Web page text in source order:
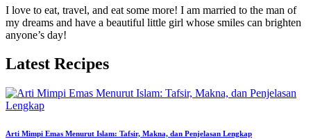
I love to eat, travel, and eat some more! I am married to the man of
my dreams and have a beautiful little girl whose smiles can brighten
anyone’s day!
Latest Recipes
Arti Mimpi Emas Menurut Islam: Tafsir, Makna, dan Penjelasan Lengkap